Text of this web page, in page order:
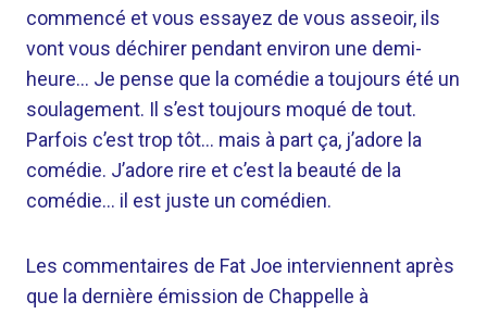
commencé et vous essayez de vous asseoir, ils
vont vous déchirer pendant environ une demi-
heure… Je pense que la comédie a toujours été un
soulagement. Il s’est toujours moqué de tout.
Parfois c’est trop tôt… mais à part ça, j’adore la
comédie. J’adore rire et c’est la beauté de la
comédie… il est juste un comédien.
Les commentaires de Fat Joe interviennent après
que la dernière émission de Chappelle à